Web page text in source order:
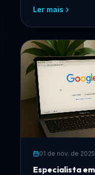
Ler mais
01 de nov. de 2025
Especialista